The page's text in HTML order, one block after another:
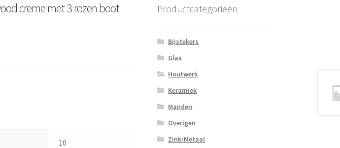
creme met 3 rozen boot
10
Productcategorieën
Bijstekers
Glas
Houtwerk
Keramiek
Manden
Overigen
Zink/Metaal